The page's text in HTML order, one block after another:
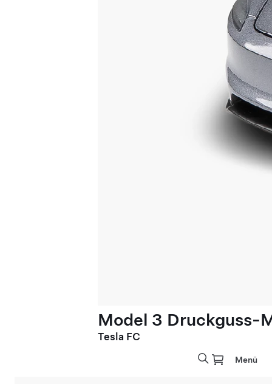
Model 3 Druckguss-
Tesla FC
Menü